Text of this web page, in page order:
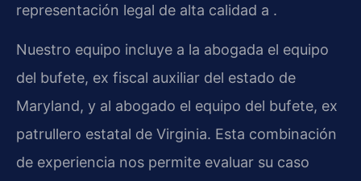
representación legal de alta calidad a .
Nuestro equipo incluye a la abogada el equipo
del bufete, ex fiscal auxiliar del estado de
Maryland, y al abogado el equipo del bufete, ex
patrullero estatal de Virginia. Esta combinación
de experiencia nos permite evaluar su caso